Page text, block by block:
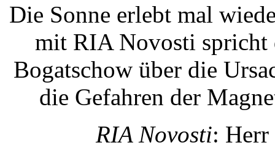
Die Sonne erlebt mal
mit RIA Novosti spricht
Bogatschow über die
die Gefahren der
RIA Novosti: Herr